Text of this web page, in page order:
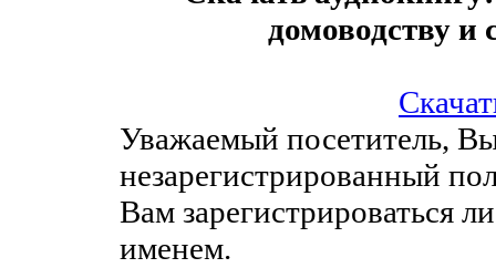
домоводству
Уважаемый посетитель,
незарегистрированный
Вам зарегистрироваться
именем.